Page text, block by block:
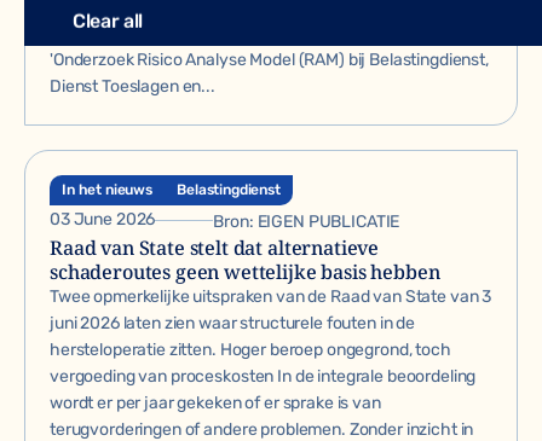
Clear all
Op 25 januari 2025 heeft KPMG het 330 pagina's tellend
'Onderzoek Risico Analyse Model (RAM) bij Belastingdienst,
Dienst Toeslagen en...
In het nieuws Belastingdienst
03 June 2026 Bron: EIGEN PUBLICATIE
Raad van State stelt dat alternatieve
schaderoutes geen wettelijke basis hebben
Twee opmerkelijke uitspraken van de Raad van State van 3
juni 2026 laten zien waar structurele fouten in de
hersteloperatie zitten. Hoger beroep ongegrond, toch
vergoeding van proceskosten In de integrale beoordeling
wordt er per jaar gekeken of er sprake is van
terugvorderingen of andere problemen. Zonder inzicht in